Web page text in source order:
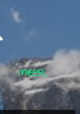
MEER…